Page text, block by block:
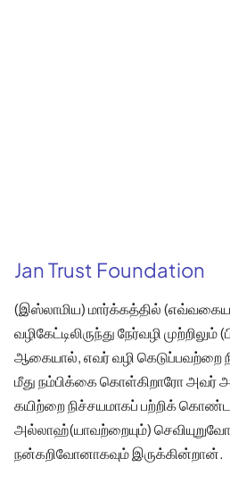
Jan Trust Foundation
(இஸ்லாமிய) மார்க்கத்தில்
வழிகேட்டிலிருந்து நேர்வழி முற்றிலும்
ஆகையால், எவர் வழி கெடுப்பவற்றை
மீது நம்பிக்கை கொள்கிறாரோ அவர்
கயிற்றை நிச்சயமாகப் பற்றிக்
அல்லாஹ்(யாவற்றையும்)
நன்கறிவோனாகவும் இருக்கின்றான்.